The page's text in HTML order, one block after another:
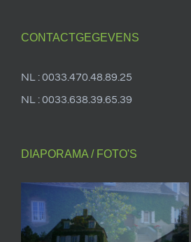
CONTACTGEGEVENS
NL : 0033.470.48.89.25
NL : 0033.638.39.65.39
DIAPORAMA / FOTO'S